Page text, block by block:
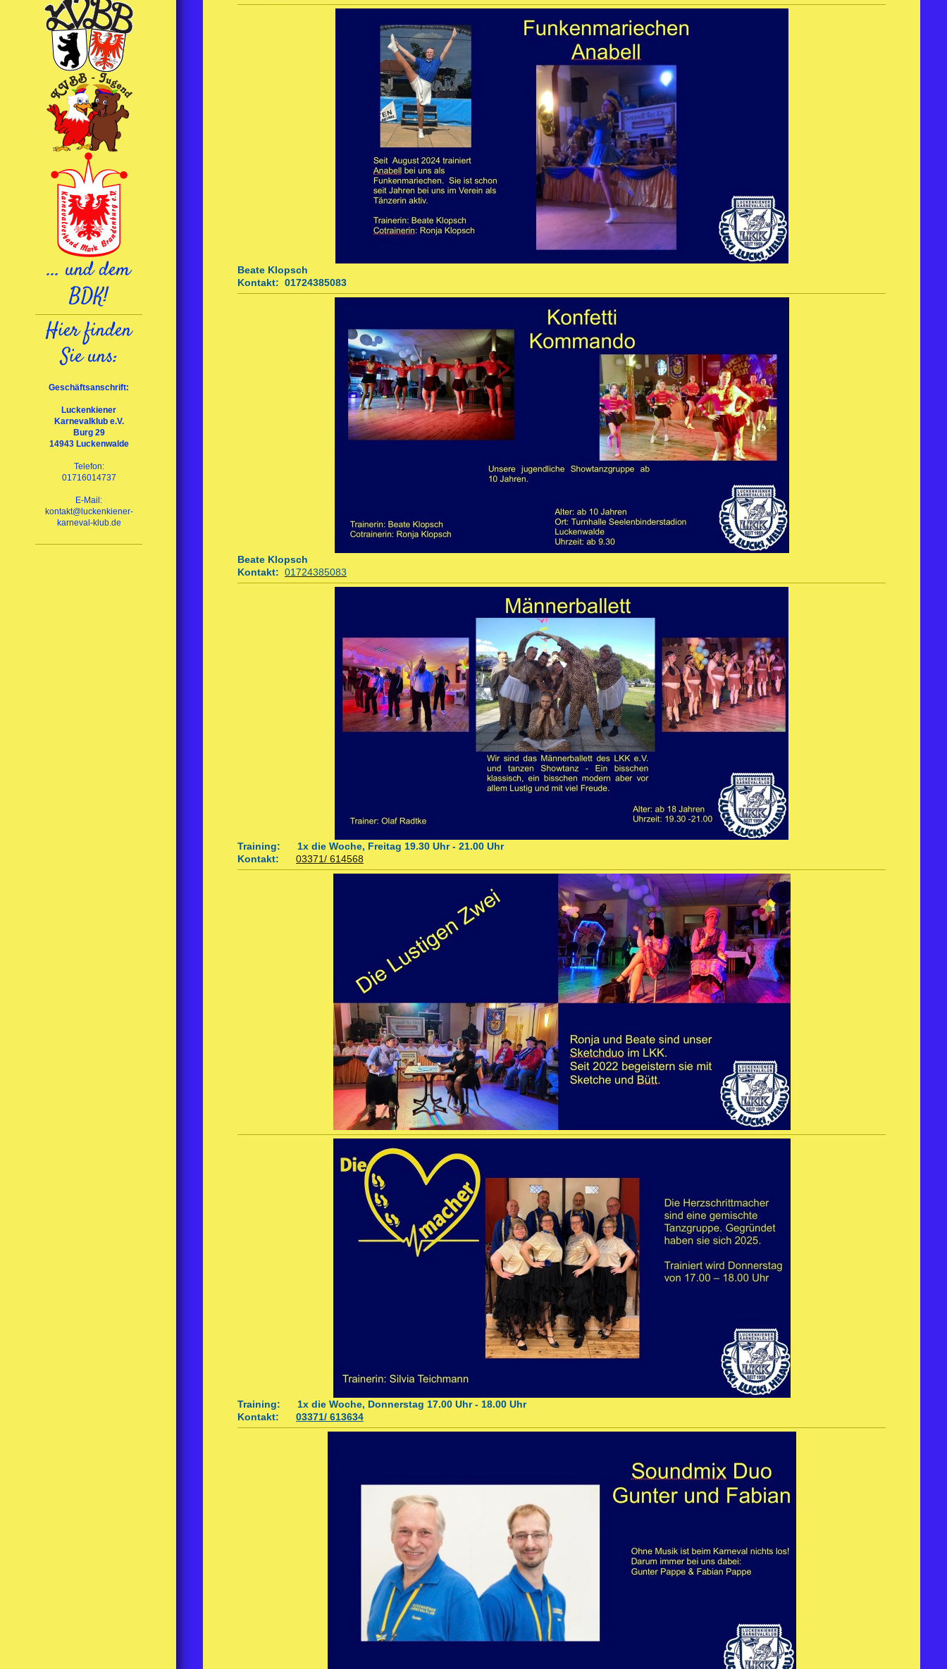
... und dem
BDK!
Hier finden
Sie uns:
Geschäftsanschrift:
Luckenkiener
Karnevalklub e.V.
Burg 29
14943 Luckenwalde
Telefon:
01716014737
E-Mail:
kontakt@luckenkiener-
karneval-klub.de
Beate Klopsch
Kontakt: 01724385083
Beate Klopsch
Kontakt: 01724385083
Training: 1x die Woche, Freitag 19.30 Uhr - 21.00 Uhr
Kontakt: 03371/ 614568
Training: 1x die Woche, Donnerstag 17.00 Uhr - 18.00 Uhr
Kontakt: 03371/ 613634